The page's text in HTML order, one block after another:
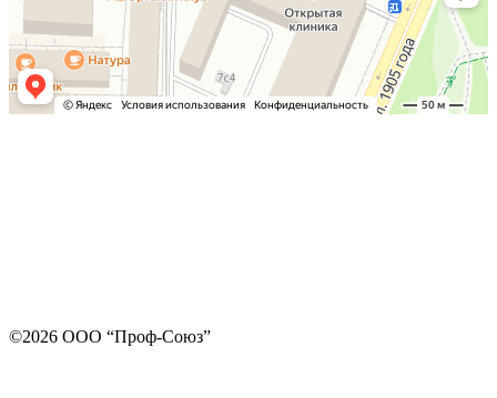
©2026 ООО “Проф-Союз”